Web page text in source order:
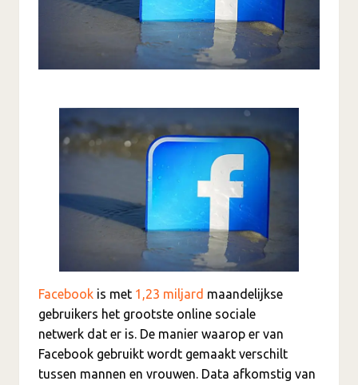
Facebook is met 1,23 miljard maandelijkse
gebruikers het grootste online sociale
netwerk dat er is. De manier waarop er van
Facebook gebruikt wordt gemaakt verschilt
tussen mannen en vrouwen. Data afkomstig van